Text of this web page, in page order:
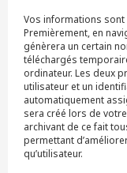
Vos informations
Premièrement, en
génèrera un certain
téléchargés
ordinateur. Les deux
utilisateur et un
automatiquement
sera créé lors de
archivant de ce fait
permettant
qu’utilisateur.